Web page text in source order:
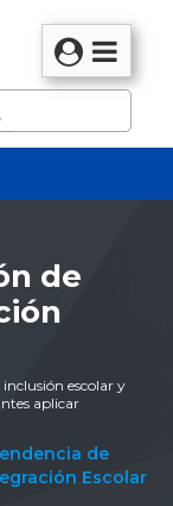
de
escolar y
aplicar
de
Escolar